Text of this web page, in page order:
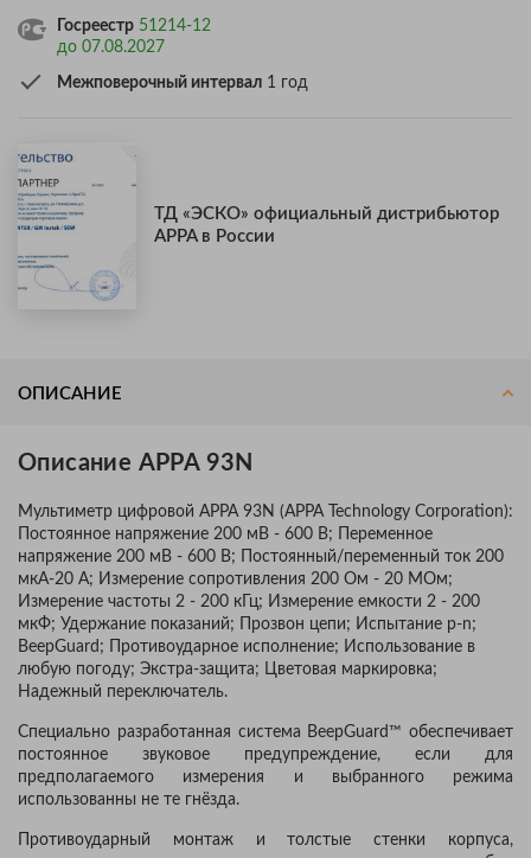
Госреестр 51214-12
до 07.08.2027
Межповерочный интервал 1 год
ТД «ЭСКО» официальный дистрибьютор
APPA в России
ОПИСАНИЕ
Описание APPA 93N
Мультиметр цифровой APPA 93N (APPA Technology Corporation):
Постоянное напряжение 200 мВ - 600 В; Переменное
напряжение 200 мВ - 600 В; Постоянный/переменный ток 200
мкА-20 А; Измерение сопротивления 200 Ом - 20 МОм;
Измерение частоты 2 - 200 кГц; Измерение емкости 2 - 200
мкФ; Удержание показаний; Прозвон цепи; Испытание p-n;
BeepGuard; Противоударное исполнение; Использование в
любую погоду; Экстра-защита; Цветовая маркировка;
Надежный переключатель.
Специально разработанная система BeepGuard™ обеспечивает
постоянное звуковое предупреждение, если для
предполагаемого измерения и выбранного режима
использованны не те гнёзда.
Противоударный монтаж и толстые стенки корпуса,